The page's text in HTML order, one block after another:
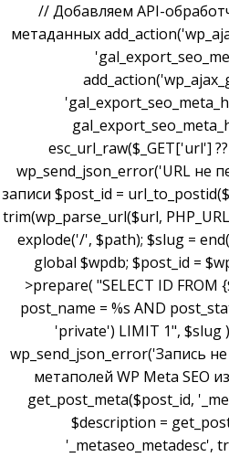
// Добавляем API-
метаданных
esc_url_raw($_GET['url']
wp_send_json_error('URL не
записи $post_id =
trim(wp_parse_url($url,
explode('/', $path); $slug =
global $wpdb; $post_id =
>prepare( "SELECT ID FROM
post_name = %s AND
'private') LIMIT 1", $slug
wp_send_json_error('Запись
метаполей WP Meta SEO
get_post_meta($post_id,
$description =
'_metaseo_metadesc',